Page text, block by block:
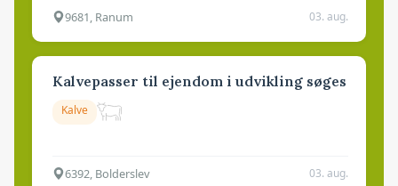
9681, Ranum 03. aug.
Kalvepasser til ejendom i udvikling søges
Kalve
6392, Bolderslev 03. aug.